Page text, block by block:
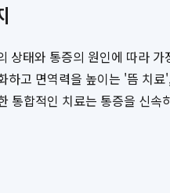
태와 통증의 원인에 따라
고 면역력을 높이는 '뜸 치
합적인 치료는 통증을 신